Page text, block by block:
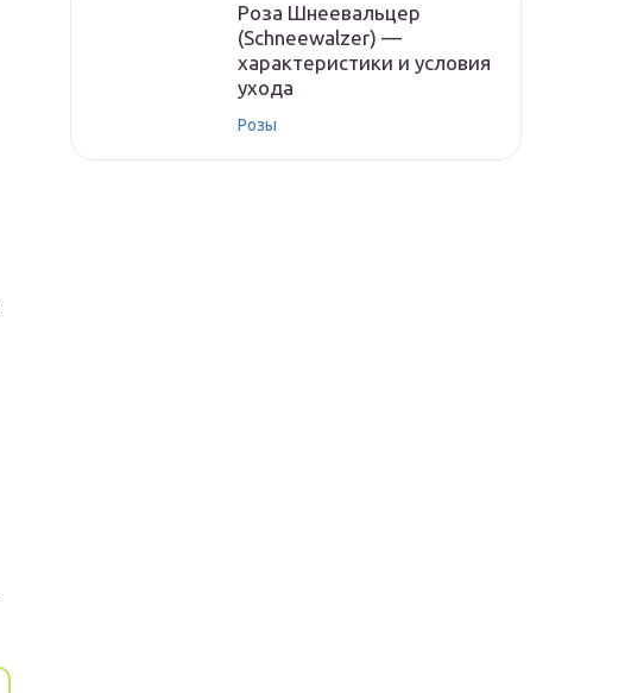
Роза Шнеевальцер
(Schneewalzer) —
характеристики и условия
ухода
Розы